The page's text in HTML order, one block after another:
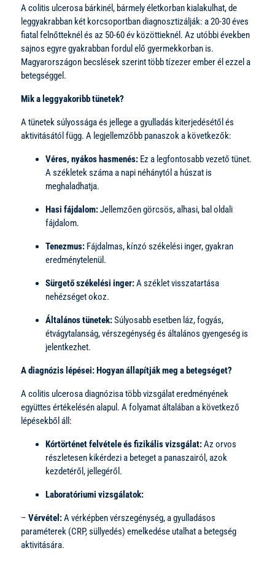
A colitis ulcerosa bárkinél, bármely életkorban kialakulhat, de
leggyakrabban két korcsoportban diagnosztizálják: a 20-30 éves
fiatal felnőtteknél és az 50-60 év közöttieknél. Az utóbbi években
sajnos egyre gyakrabban fordul elő gyermekkorban is.
Magyarországon becslések szerint több tízezer ember él ezzel a
betegséggel.
Mik a leggyakoribb tünetek?
A tünetek súlyossága és jellege a gyulladás kiterjedésétől és
aktivitásától függ. A legjellemzőbb panaszok a következők:
Véres, nyákos hasmenés: Ez a legfontosabb vezető tünet.
A székletek száma a napi néhánytól a húszat is
meghaladhatja.
Hasi fájdalom:Jellemzően görcsös, alhasi, bal oldali
fájdalom.
Tenezmus: Fájdalmas, kínzó székelési inger, gyakran
eredménytelenül.
Sürgető székelési inger:A széklet visszatartása
nehézséget okoz.
Általános tünetek:Súlyosabb esetben láz, fogyás,
étvágytalanság, vérszegénység és általános gyengeség is
jelentkezhet.
A diagnózis lépései: Hogyan állapítják meg a betegséget?
A colitis ulcerosa diagnózisa több vizsgálat eredményének
együttes értékelésén alapul. A folyamat általában a következő
lépésekből áll:
Kórtörténet felvétele és fizikális vizsgálat:Az orvos
részletesen kikérdezi a beteget a panaszairól, azok
kezdetéről, jellegéről.
Laboratóriumi vizsgálatok:
– Vérvétel:A vérképben vérszegénység, a gyulladásos
paraméterek (CRP, süllyedés) emelkedése utalhat a betegség
aktivitására.